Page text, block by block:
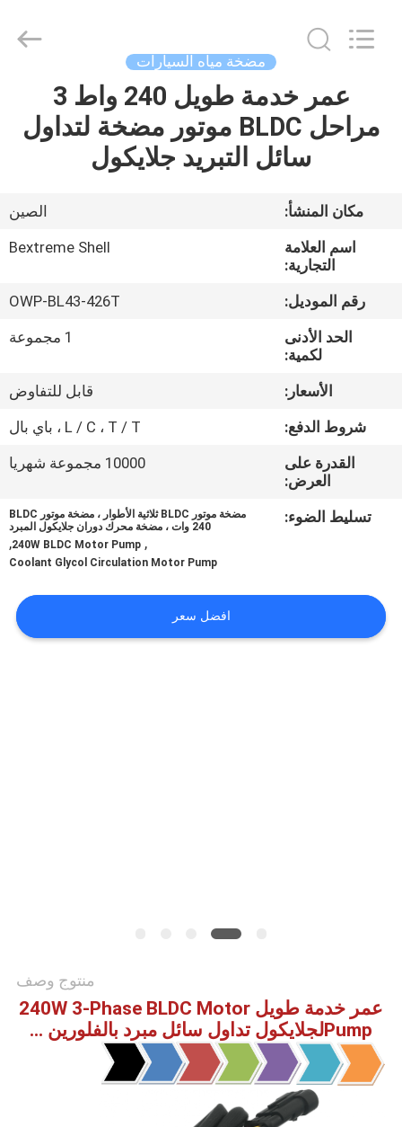
منزل
المنتجات
أشرطة
فيديو
حول
المعمل
ضبط
اتصل
بنا
سياسة
الخصوصية
Technology
مضخة مياه السيارات
عمر خدمة طويل 240 واط 3
مراحل BLDC موتور مضخة لتداول
سائل التبريد جلايكول
مكان المنشأ:
الصين
اسم العلامة
التجارية:
Bextreme Shell
رقم الموديل:
OWP-BL43-426T
الحد الأدنى
لكمية:
1 مجموعة
الأسعار:
قابل للتفاوض
شروط الدفع:
L / C ، T / T ، باي بال
القدرة على
العرض:
10000 مجموعة شهريا
تسليط الضوء:
مضخة موتور BLDC ثلاثية الأطوار ، مضخة موتور BLDC
240 وات ، مضخة محرك دوران جلايكول المبرد
,
240W BLDC Motor Pump
,
Coolant Glycol Circulation Motor Pump
افضل سعر
منتوج وصف
عمر خدمة طويل 240W 3-Phase BLDC Motor
Pumpلجلايكول تداول سائل مبرد بالفلورين ...